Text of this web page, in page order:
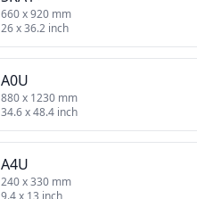
660 x 920 mm
26 x 36.2 inch
A0U
880 x 1230 mm
34.6 x 48.4 inch
A4U
240 x 330 mm
9.4 x 13 inch